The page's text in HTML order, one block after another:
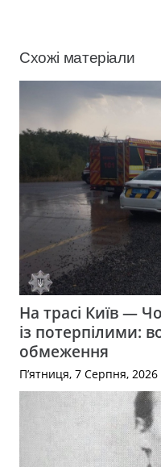
Схожі матеріали
На трасі Київ —
із потерпілими:
обмеження
П’ятниця, 7 Серпня, 2026